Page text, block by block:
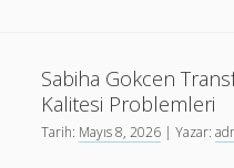
Sabiha Gokcen
Kalitesi Problemleri
Tarih: Mayıs 8, 2026 | Yazar: